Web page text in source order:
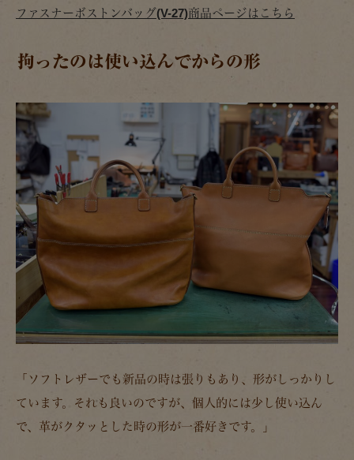
ファスナーボストンバッグ(V-27)商品ページはこちら
拘ったのは使い込んでからの形
「ソフトレザーでも新品の時は張りもあり、形がしっかりし
ています。それも良いのですが、個人的には少し使い込ん
で、革がクタッとした時の形が一番好きです。」